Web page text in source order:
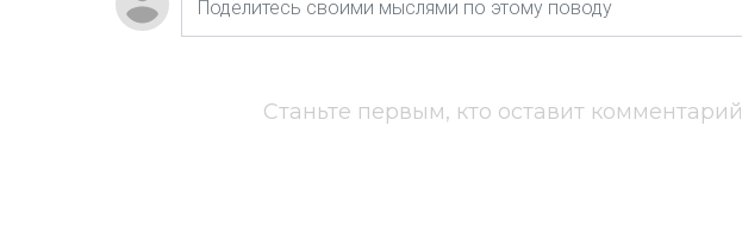
Станьте первым, кто оставит комментарий